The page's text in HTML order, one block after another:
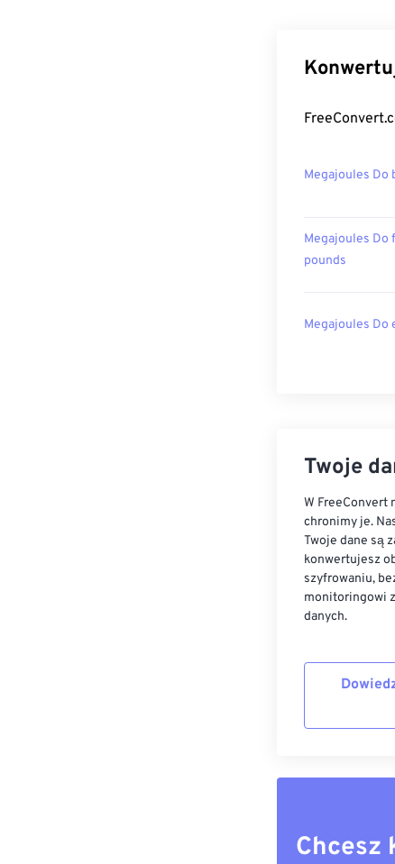
Megajoules Do
Megajoules Do
pounds
Megajoules Do
Twoje
W FreeConvert
chronimy je.
Twoje dane są
konwertujesz
szyfrowaniu,
monitoringowi
danych.
Chcesz